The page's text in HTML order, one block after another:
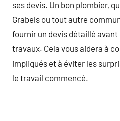
ses devis. Un bon plombier,
Grabels ou tout autre
fournir un devis détaillé avant
travaux. Cela vous aidera à
impliqués et à éviter les
le travail commencé.